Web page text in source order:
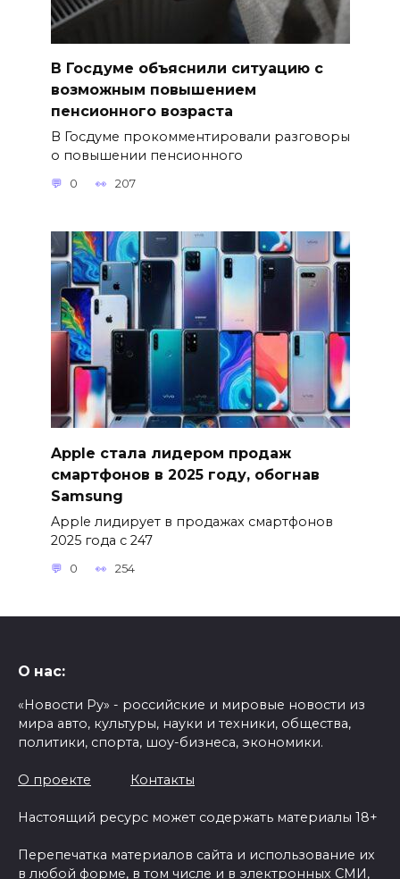
В Госдуме объяснили ситуацию с
возможным повышением
пенсионного возраста
В Госдуме прокомментировали разговоры
о повышении пенсионного
0 207
Apple стала лидером продаж
смартфонов в 2025 году, обогнав
Samsung
Apple лидирует в продажах смартфонов
2025 года с 247
0 254
О нас:
«Новости Ру» - российские и мировые новости из
мира авто, культуры, науки и техники, общества,
политики, спорта, шоу-бизнеса, экономики.
О проекте Контакты
Настоящий ресурс может содержать материалы 18+
Перепечатка материалов сайта и использование их
в любой форме, в том числе и в электронных СМИ,